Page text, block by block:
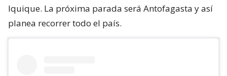
Iquique. La próxima parada será Antofagasta y así
planea recorrer todo el país.